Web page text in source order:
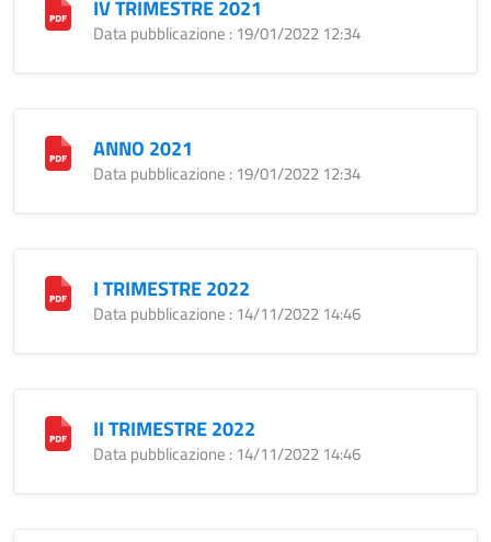
IV TRIMESTRE 2021
Data pubblicazione : 19/01/2022 12:34
ANNO 2021
Data pubblicazione : 19/01/2022 12:34
I TRIMESTRE 2022
Data pubblicazione : 14/11/2022 14:46
II TRIMESTRE 2022
Data pubblicazione : 14/11/2022 14:46